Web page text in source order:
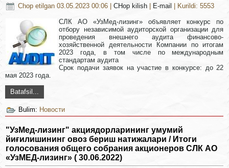
Chop etilgan 03.05.2023 00:06 |CHop kilish E-mail | Kurildi: 5553
СЛК АО «УзМед-лизинг» объявляет конкурс по
отбору независимой аудиторской организации для
проведения внешнего аудита финансово-
хозяйственной деятельности Компании по итогам
2023 года, в том числе по международным
стандартам аудита
Срок подачи заявок на участие в конкурсе: до 22
мая 2023 года.
Batafsil...
Bulim: Новости
"УзМед-лизинг" акциядорларининг умумий
йиғилишининг овоз бериш натижалари / Итоги
голосования общего собрания акционеров СЛК АО
«УзМЕД-лизинг» ( 30.06.2022)